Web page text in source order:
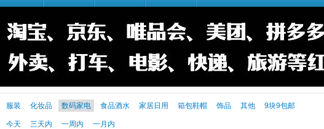
服装 化妆品 数码家电 食品酒水 家居日用 箱包鞋帽 饰品 其他 9块9包邮
今天 三天内 一周内 一月内